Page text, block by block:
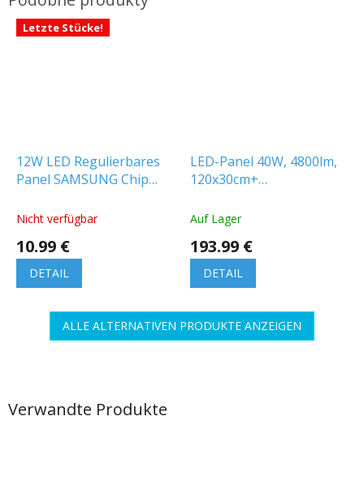
Verwandte Produkte
Letzte Stücke!
12W LED Regulierbares
Panel SAMSUNG Chip
Nicht verfügbar
10.99 €
DETAIL
LED-Panel 40W, 4800lm,
120x30cm+
Auf Lager
193.99 €
DETAIL
ALLE ALTERNATIVEN PRODUKTE ANZEIGEN